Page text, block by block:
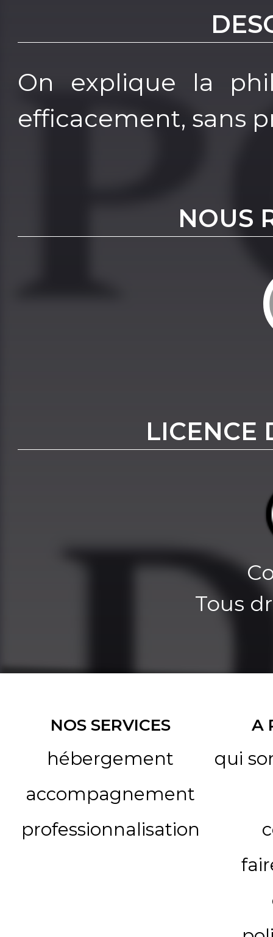
On explique la
efficacement, sans
NOUS
LICENCE
Tous
NOS SERVICES
hébergement
accompagnement
professionnalisation
A
qui